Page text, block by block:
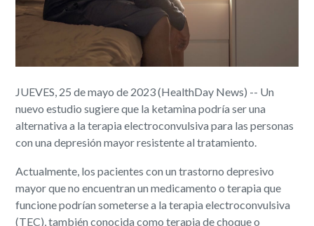
JUEVES, 25 de mayo de 2023 (HealthDay News) -- Un
nuevo estudio sugiere que la ketamina podría ser una
alternativa a la terapia electroconvulsiva para las personas
con una depresión mayor resistente al tratamiento.
Actualmente, los pacientes con un trastorno depresivo
mayor que no encuentran un medicamento o terapia que
funcione podrían someterse a la terapia electroconvulsiva
(TEC), también conocida como terapia de choque o